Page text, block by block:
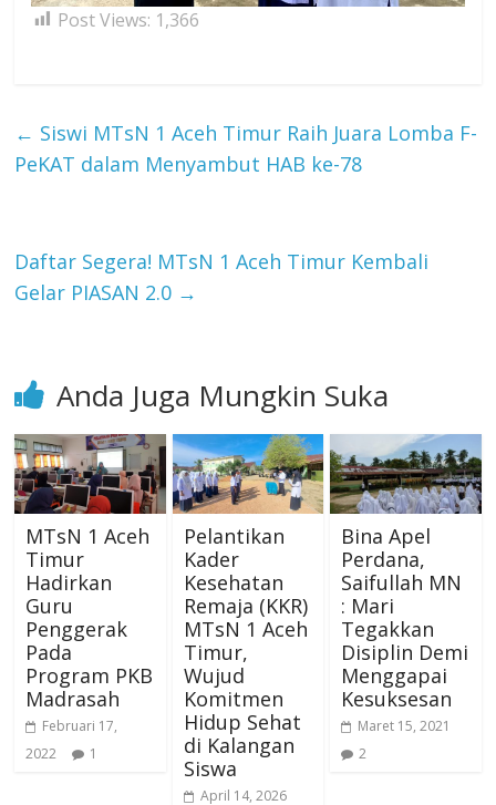
Post Views: 1,366
← Siswi MTsN 1 Aceh Timur Raih Juara Lomba F-
PeKAT dalam Menyambut HAB ke-78
Daftar Segera! MTsN 1 Aceh Timur Kembali
Gelar PIASAN 2.0 →
Anda Juga Mungkin Suka
MTsN 1 Aceh
Timur
Hadirkan
Guru
Penggerak
Pada
Program PKB
Madrasah
Februari 17,
2022
1
Pelantikan
Kader
Kesehatan
Remaja (KKR)
MTsN 1 Aceh
Timur,
Wujud
Komitmen
Hidup Sehat
di Kalangan
Siswa
April 14, 2026
Bina Apel
Perdana,
Saifullah MN
: Mari
Tegakkan
Disiplin Demi
Menggapai
Kesuksesan
Maret 15, 2021
2